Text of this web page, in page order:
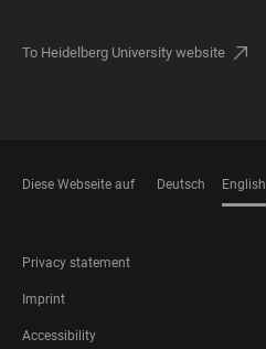
To Heidelberg University website
Diese Webseite auf Deutsch English
FOOTER
LEGAL
Privacy statement
Imprint
Accessibility